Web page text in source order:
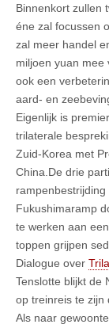
Binnenkort zullen
éne zal focussen
zal meer handel
miljoen yuan mee
ook een
aard- en
Eigenlijk is
trilaterale
Zuid-Korea met
China.De drie
Fukushimaramp
te werken aan
toppen grijpen
Dialogue over
Tenslotte blijkt de
op treinreis te zijn
Als naar